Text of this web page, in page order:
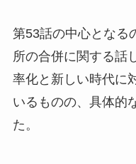
第53話の中心となる
所の合併に関する話
率化と新しい時代に
いるものの、具体的
た。